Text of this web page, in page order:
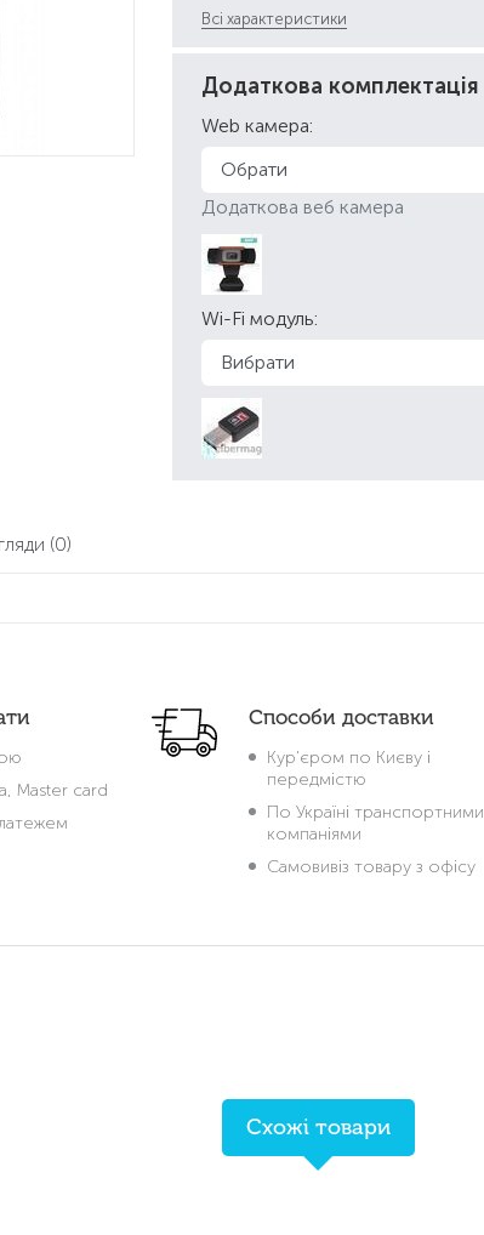
Всі характеристики
Додаткова комплектація
Web камера:
Додаткова веб камера
Wi-Fi модуль:
(0)
Master card
Способи доставки
Кур'єром по Києву і
передмістю
По Україні транспортними
компаніями
Самовивіз товару з офісу
Схожі товари